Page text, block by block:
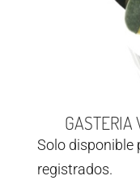
GASTERIA
Solo disponible
registrados.